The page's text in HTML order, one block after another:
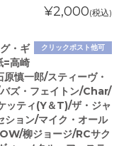
¥2,000(税込)
クリックポスト他可
・ギ
=高崎
慎一郎/スティーヴ・
ズ・フェイトン/Char/
ッティ(Y＆T)/ザ・ジャ
ション/マイク・オール
柳ジョージ/RCサク